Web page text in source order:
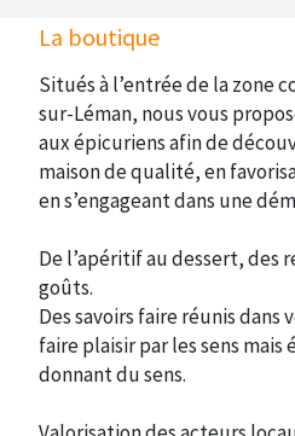
La boutique
Situés à l’entrée de la zone
sur-Léman, nous vous
aux épicuriens afin de
maison de qualité, en
en s’engageant dans une
De l’apéritif au dessert, des
goûts.
Des savoirs faire réunis dans
faire plaisir par les sens mais
donnant du sens.